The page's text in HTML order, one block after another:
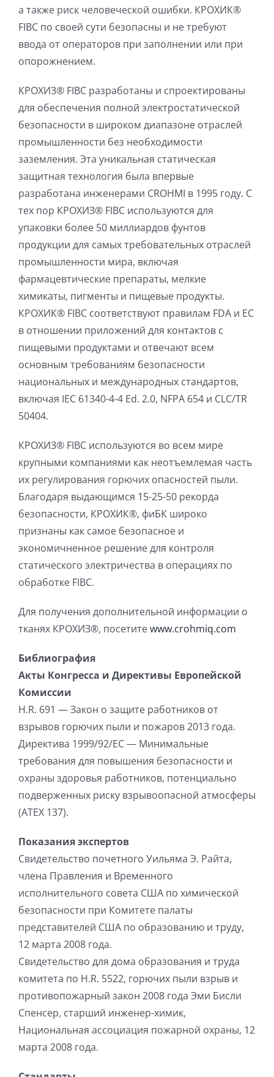
а также риск человеческой ошибки. КРОХИК®
FIBC по своей сути безопасны и не требуют
ввода от операторов при заполнении или при
опорожнением.
КРОХИЗ® FIBC разработаны и спроектированы
для обеспечения полной электростатической
безопасности в широком диапазоне отраслей
промышленности без необходимости
заземления. Эта уникальная статическая
защитная технология была впервые
разработана инженерами CROHMI в 1995 году. С
тех пор КРОХИЗ® FIBC используются для
упаковки более 50 миллиардов фунтов
продукции для самых требовательных отраслей
промышленности мира, включая
фармацевтические препараты, мелкие
химикаты, пигменты и пищевые продукты.
КРОХИК® FIBC соответствуют правилам FDA и ЕС
в отношении приложений для контактов с
пищевыми продуктами и отвечают всем
основным требованиям безопасности
национальных и международных стандартов,
включая IEC 61340-4-4 Ed. 2.0, NFPA 654 и CLC/TR
50404.
КРОХИЗ® FIBC используются во всем мире
крупными компаниями как неотъемлемая часть
их регулирования горючих опасностей пыли.
Благодаря выдающимся 15-25-50 рекорда
безопасности, КРОХИК®, фиБК широко
признаны как самое безопасное и
экономичненное решение для контроля
статического электричества в операциях по
обработке FIBC.
Для получения дополнительной информации о
тканях КРОХИЗ®, посетитеwww.crohmiq.com
Библиография
Акты Конгресса и Директивы Европейской
Комиссии
H.R. 691 — Закон о защите работников от
взрывов горючих пыли и пожаров 2013 года.
Директива 1999/92/EC — Минимальные
требования для повышения безопасности и
охраны здоровья работников, потенциально
подверженных риску взрывоопасной атмосферы
(ATEX 137).
Показания экспертов
Свидетельство почетного Уильяма Э. Райта,
члена Правления и Временного
исполнительного совета США по химической
безопасности при Комитете палаты
представителей США по образованию и труду,
12 марта 2008 года.
Свидетельство для дома образования и труда
комитета по H.R. 5522, горючих пыли взрыв и
противопожарный закон 2008 года Эми Бисли
Спенсер, старший инженер-химик,
Национальная ассоциация пожарной охраны, 12
марта 2008 года.